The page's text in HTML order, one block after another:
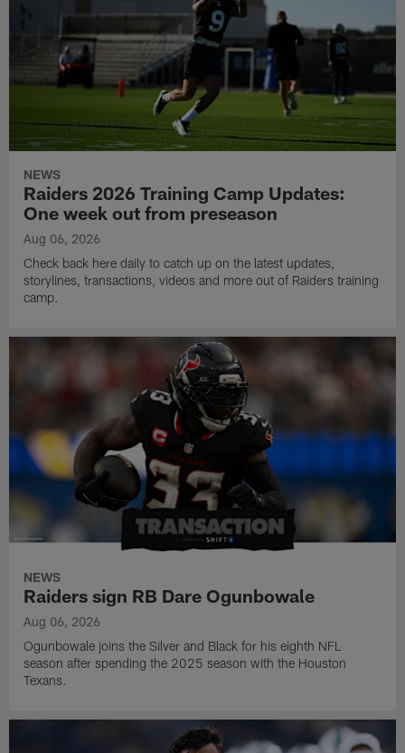
NEWS
Raiders 2026 Training Camp Updates:
One week out from preseason
Aug 06, 2026
Check back here daily to catch up on the latest updates,
storylines, transactions, videos and more out of Raiders training
camp.
NEWS
Raiders sign RB Dare Ogunbowale
Aug 06, 2026
Ogunbowale joins the Silver and Black for his eighth NFL
season after spending the 2025 season with the Houston
Texans.